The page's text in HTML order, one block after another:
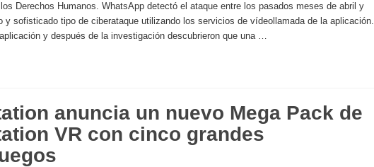
Derechos Humanos. WhatsApp detectó el ataque entre los pasados meses de abril y
y sofisticado tipo de ciberataque utilizando los servicios de vídeollamada de la aplicación.
y después de la investigación descubrieron que una …
anuncia un nuevo Mega Pack de
VR con cinco grandes